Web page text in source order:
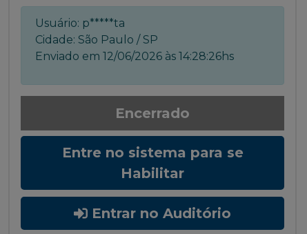
Usuário: p*****ta
Cidade: São Paulo / SP
Enviado em 12/06/2026 às 14:28:26hs
Encerrado
Entre no sistema para se
Habilitar
Entrar no Auditório